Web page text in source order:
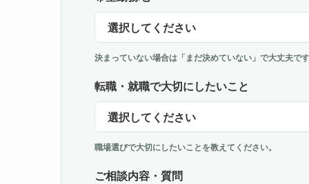
決まっていない場合は「まだ決めていない」で大丈夫で
転職・就職で大切にしたいこと
職場選びで大切にしたいことを教えてください。
ご相談内容・質問